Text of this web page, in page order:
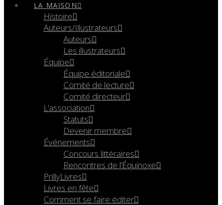
LA MAISON
Histoire
Auteurs/Illustrateurs
Auteurs
Les illustrateurs
Équipe
Équipe éditoriale
Comité de lecture
Comité directeur
L’association
Statuts
Devenir membre
Événements
Concours littéraires
Rencontres de l’Équinoxe
PrillyLivres
Livres en fête
Comment se faire éditer